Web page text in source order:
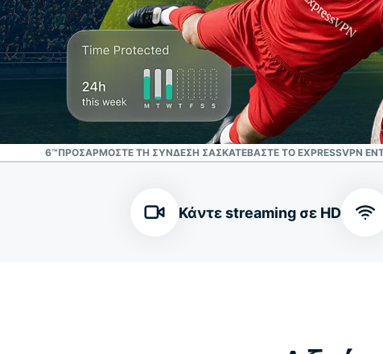
2026™ΠΡΟΣΑΡΜΌΣΤΕ ΤΗ ΣΎΝΔΕΣΉ ΣΑΣΚΑΤΕΒΆΣΤΕ ΤΟ EXPRESSVPN
Κάντε streaming σε HD